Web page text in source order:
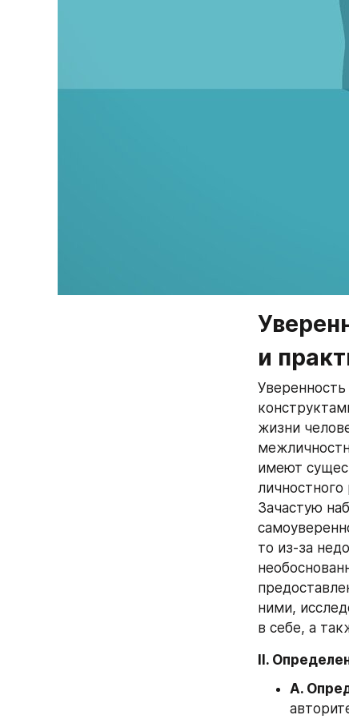
и
жизни
имеют
Зачастую
то из-за
ними,
в себе, а
II.
A.